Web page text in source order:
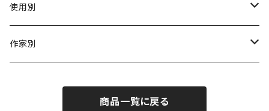
陶磁器
ガラス
使用別
茶壺 急须 土瓶
作家別
商品一覧に戻る